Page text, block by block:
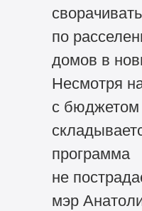
по
домов в
Несмотря
с бюджетом
программа
не
мэр